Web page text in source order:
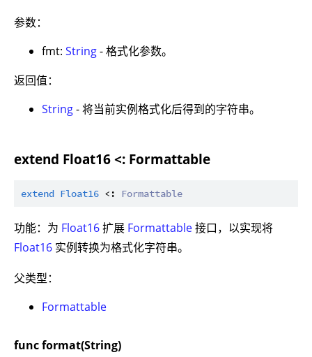
参数：
fmt: String- 格式化参数。
返回值：
String- 将当前实例格式化后得到的字符串。
extend Float16 <: Formattable
extend Float16 <: Formattable
功能：为 Float16扩展 Formattable接口，以实现将
Float16 实例转换为格式化字符串。
父类型：
Formattable
func format(String)